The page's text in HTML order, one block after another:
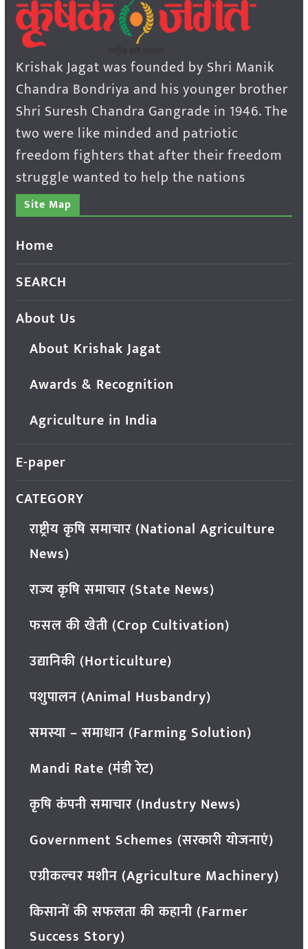
Krishak Jagat was founded by Shri Manik
Chandra Bondriya and his younger brother
Shri Suresh Chandra Gangrade in 1946. The
two were like minded and patriotic
freedom fighters that after their freedom
struggle wanted to help the nations
Site Map
Home
SEARCH
About Us
About Krishak Jagat
Awards & Recognition
Agriculture in India
E-paper
CATEGORY
राष्ट्रीय कृषि समाचार (National Agriculture
News)
राज्य कृषि समाचार (State News)
फसल की खेती (Crop Cultivation)
उद्यानिकी (Horticulture)
पशुपालन (Animal Husbandry)
समस्या – समाधान (Farming Solution)
Mandi Rate (मंडी रेट)
कृषि कंपनी समाचार (Industry News)
Government Schemes (सरकारी योजनाएं)
एग्रीकल्चर मशीन (Agriculture Machinery)
किसानों की सफलता की कहानी (Farmer
Success Story)